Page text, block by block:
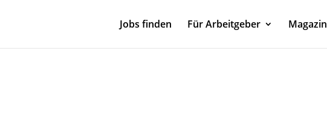
Jobs finden Für Arbeitgeber Magazin